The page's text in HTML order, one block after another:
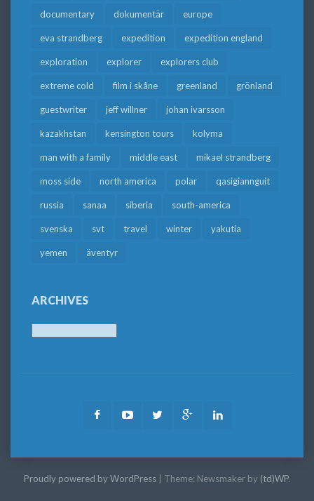
documentary dokumentär europe
eva strandberg expedition expedition england
exploration explorer explorers club
extreme cold film i skåne greenland grönland
guestwriter jeff willner johan ivarsson
kazakhstan kensington tours kolyma
man with a family middle east mikael strandberg
moss side north america polar qasigiannguit
russia sanaa siberia south-america
svenska svt travel winter yakutia
yemen äventyr
ARCHIVES
FacebookYoutubeTwitter Google
Proudly powered by WordPress Theme: Newsmaker by (td)WP.